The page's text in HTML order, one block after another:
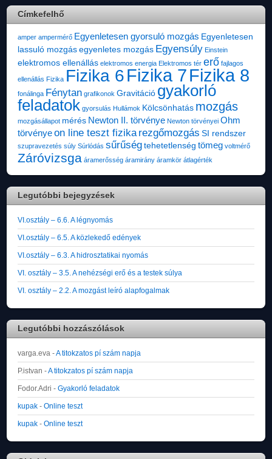
Címkefelhő
amper ampermérő Egyenletesen gyorsuló mozgás Egyenletesen
lassuló mozgás egyenletes mozgás Egyensúly Einstein
elektromos ellenállás elektromos energia Elektromos tér erő fajlagos
ellenállás Fizika Fizika 6Fizika 7Fizika 8
fonálinga Fénytan grafikonok Gravitáció gyakorló
feladatok gyorsulás Hullámok Kölcsönhatás mozgás
mozgásállapot mérés Newton II. törvénye Newton törvényei Ohm
törvényeon line teszt fizikarezgőmozgás SI rendszer
szupravezetés súly Súrlódás sűrűség tehetetlenség tömeg voltmérő
Záróvizsga áramerősség áramirány áramkör átlagérték
Legutóbbi bejegyzések
VI.osztály – 6.6. A légnyomás
VI.osztály – 6.5. A közlekedő edények
VI.osztály – 6.3. A hidrosztatikai nyomás
VI. osztály – 3.5. A nehézségi erő és a testek súlya
VI. osztály – 2.2. A mozgást leíró alapfogalmak
Legutóbbi hozzászólások
varga.eva -A titokzatos pí szám napja
P.istvan -A titokzatos pí szám napja
Fodor.Adri -Gyakorló feladatok
kupak -Online teszt
kupak -Online teszt